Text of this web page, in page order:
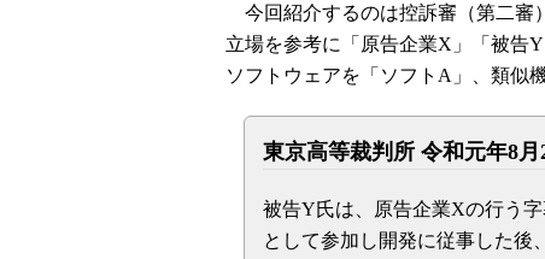
今回紹介するのは控訴審（第二審
立場を参考に「原告企業X」「被告
ソフトウェアを「ソフトA」、類似
東京高等裁判所 令和元年8月
被告Y氏は、原告企業Xの行う
として参加し開発に従事した後